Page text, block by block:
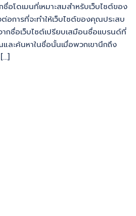
อโดเมนที่เหมาะสมสำหรับเว็บไซต์ของ
การที่จะทำให้เว็บไซต์ของคุณประสบ
กชื่อเว็บไซต์เปรียบเสมือนชื่อเเบรนด์ที่
ละค้นหาในชื่อนั้นเมื่อพวกเขานึกถึง